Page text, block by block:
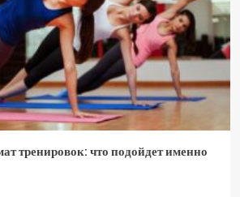
тренировок: что подойдет именно